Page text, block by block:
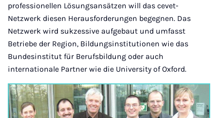
professionellen Lösungsansätzen will das cevet-
Netzwerk diesen Herausforderungen begegnen. Das
Netzwerk wird sukzessive aufgebaut und umfasst
Betriebe der Region, Bildungsinstitutionen wie das
Bundesinstitut für Berufsbildung oder auch
internationale Partner wie die University of Oxford.